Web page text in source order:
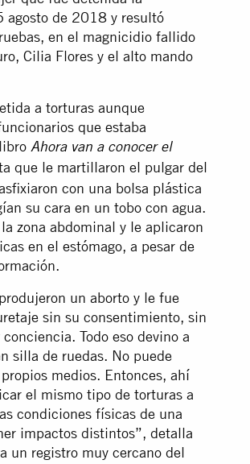
agosto de 2018 y resultó
en el magnicidio fallido
Cilia Flores y el alto mando
a torturas aunque
que estaba
Ahora van a conocer el
que le martillaron el pulgar del
con una bolsa plástica
su cara en un tobo con agua.
zona abdominal y le aplicaron
en el estómago, a pesar de
un aborto y le fue
sin su consentimiento, sin
Todo eso devino a
silla de ruedas. No puede
medios. Entonces, ahí
el mismo tipo de torturas a
condiciones físicas de una
impactos distintos”, detalla
un registro muy cercano del